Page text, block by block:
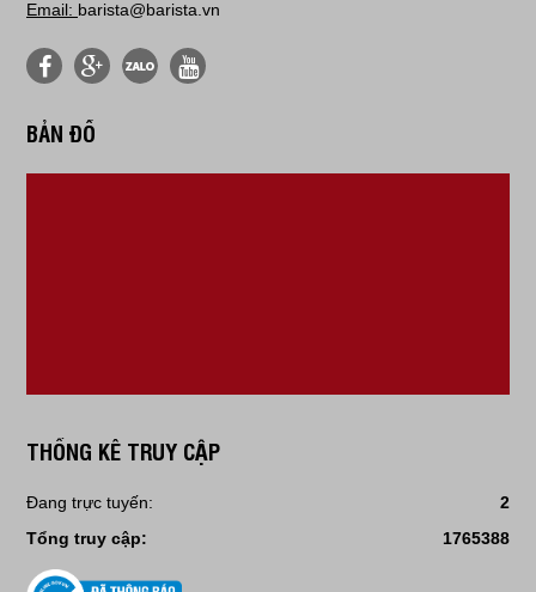
Email: barista@barista.vn
BẢN ĐỒ
THỐNG KÊ TRUY CẬP
Đang trực tuyến:
2
Tổng truy cập:
1765388